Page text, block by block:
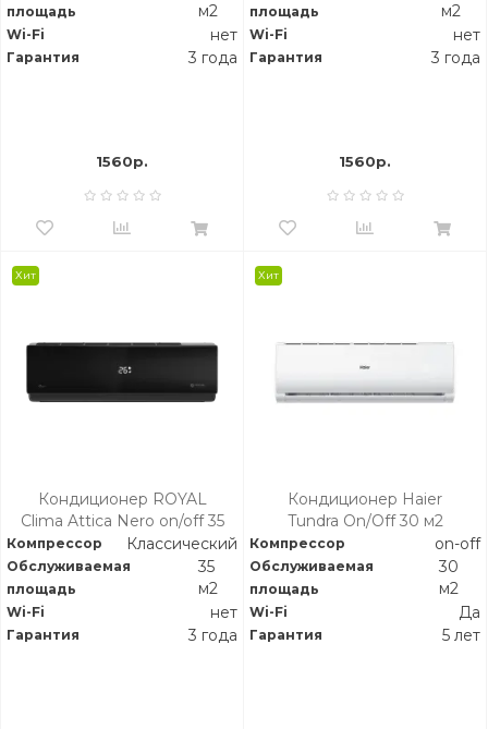
площадь
м2
Wi-Fi нет
Гарантия 3 года
1560р.
площадь
м2
Wi-Fi нет
Гарантия 3 года
1560р.
Хит
Кондиционер ROYAL
Clima Attica Nero on/off 35
м2
Компрессор Классический
Обслуживаемая
площадь
35
м2
Wi-Fi нет
Гарантия 3 года
Хит
Кондиционер Haier
Tundra On/Off 30 м2
Компрессор on-off
Обслуживаемая
площадь
30
м2
Wi-Fi Да
Гарантия 5 лет